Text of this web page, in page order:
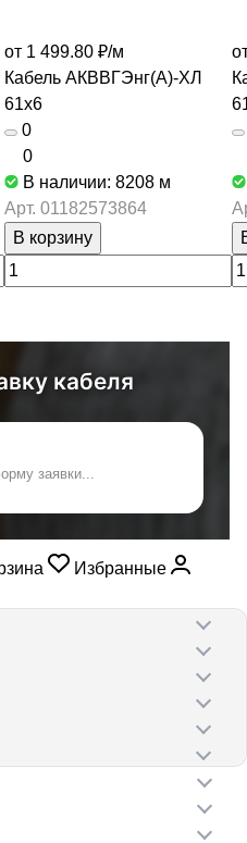
от 1 499.80 ₽/м
Кабель АКВВГЭнг(А)-ХЛ
61х6
0
0
В наличии: 8208 м
Арт. 01182573864
В корзину
кабеля
заявки...
Избранные